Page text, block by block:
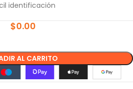
identificación
$0.00
AL CARRITO